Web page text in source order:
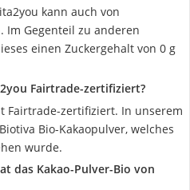
kann auch von
Im Gegenteil zu anderen
einen Zuckergehalt von 0 g
Fairtrade-zertifiziert?
Fairtrade-zertifiziert. In unserem
Bio-Kakaopulver, welches
wurde.
das Kakao-Pulver-Bio von